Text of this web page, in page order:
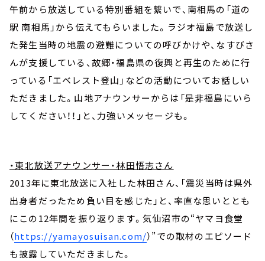
午前から放送している特別番組を繋いで、南相馬の「道の
駅 南相馬」から伝えてもらいました。ラジオ福島で放送し
た発生当時の地震の避難についての呼びかけや、なすびさ
んが支援している、故郷・福島県の復興と再生のために行
っている「エベレスト登山」などの活動についてお話しい
ただきました。山地アナウンサーからは「是非福島にいら
してください！！」と、力強いメッセージも。
・東北放送アナウンサー・林田悟志さん
2013年に東北放送に入社した林田さん、「震災当時は県外
出身者だったため負い目を感じた」と、率直な思いととも
にこの12年間を振り返ります。気仙沼市の“ヤマヨ食堂
（https://yamayosuisan.com/）”での取材のエピソード
も披露していただきました。